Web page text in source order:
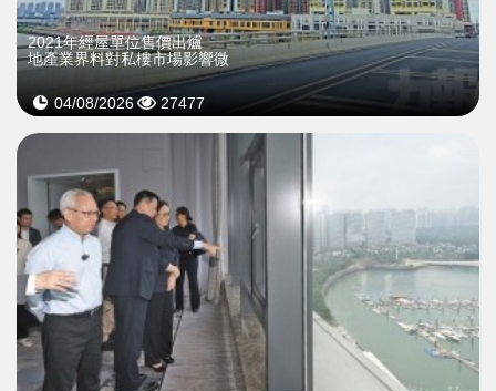
2021年經屋單位售價出爐
地產業界料對私樓市場影響微
04/08/2026 27477